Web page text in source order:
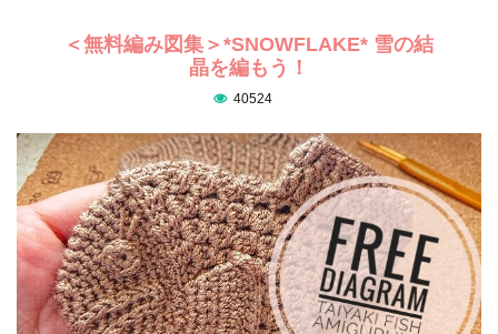
＜無料編み図集＞*SNOWFLAKE* 雪の結
晶を編もう！
40524